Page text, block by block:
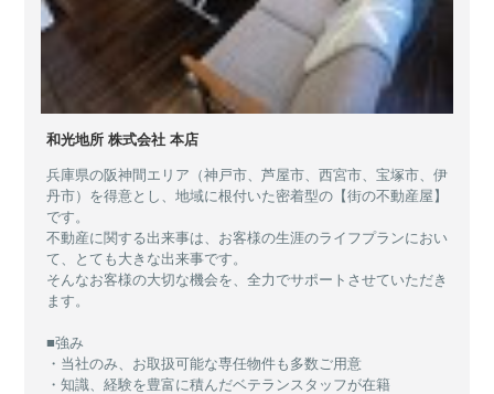
和光地所 株式会社 本店
兵庫県の阪神間エリア（神戸市、芦屋市、西宮市、宝塚市、伊
丹市）を得意とし、地域に根付いた密着型の【街の不動産屋】
です。
不動産に関する出来事は、お客様の生涯のライフプランにおい
て、とても大きな出来事です。
そんなお客様の大切な機会を、全力でサポートさせていただき
ます。
■強み
・当社のみ、お取扱可能な専任物件も多数ご用意
・知識、経験を豊富に積んだベテランスタッフが在籍